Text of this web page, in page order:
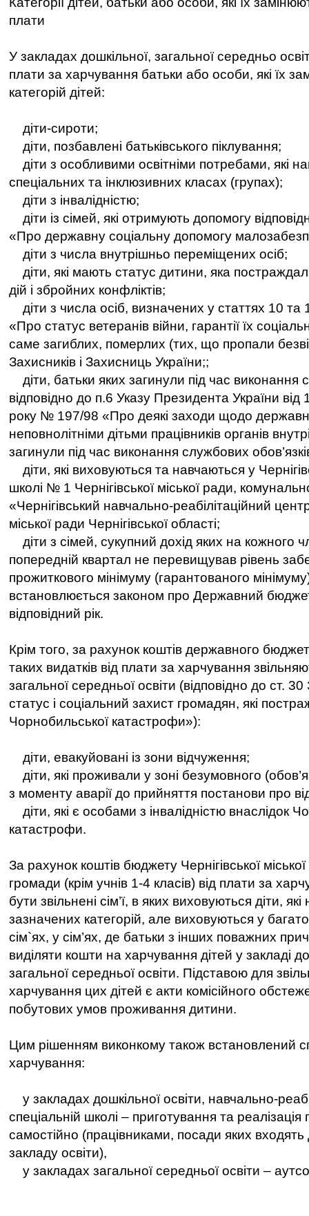
плати
У закладах дошкільної, загальної середньо
плати за харчування батьки або особи, які їх
категорій дітей:
діти-сироти;
діти, позбавлені батьківського піклування;
діти з особливими освітніми потребами, які
спеціальних та інклюзивних класах (групах);
діти з інвалідністю;
діти із сімей, які отримують допомогу
«Про державну соціальну допомогу
діти з числа внутрішньо переміщених осіб;
діти, які мають статус дитини, яка
дій і збройних конфліктів;
діти з числа осіб, визначених у статтях 10 та
«Про статус ветеранів війни, гарантії їх
саме загиблих, померлих (тих, що пропали
Захисників і Захисниць України;;
діти, батьки яких загинули під час виконання
відповідно до п.6 Указу Президента України
року № 197/98 «Про деякі заходи щодо
неповнолітніми дітьми працівників органів
загинули під час виконання службових
діти, які виховуються та навчаються у
школі № 1 Чернігівської міської ради,
«Чернігівський навчально-реабілітаційний
міської ради Чернігівської області;
діти з сімей, сукупний дохід яких на кожного
попередній квартал не перевищував рівень
прожиткового мінімуму (гарантованого
встановлюється законом про Державний
відповідний рік.
Крім того, за рахунок коштів державного
таких видатків від плати за харчування
загальної середньої освіти (відповідно до ст.
статус і соціальний захист громадян, які
Чорнобильської катастрофи»):
діти, евакуйовані із зони відчуження;
діти, які проживали у зоні безумовного
з моменту аварії до прийняття постанови про
діти, які є особами з інвалідністю внаслідок
катастрофи.
За рахунок коштів бюджету Чернігівської
громади (крім учнів 1-4 класів) від плати за
бути звільнені сім’ї, в яких виховуються діти,
зазначених категорій, але виховуються у
сім`ях, у сім’ях, де батьки з інших поважних
виділяти кошти на харчування дітей у закладі
загальної середньої освіти. Підставою для
харчування цих дітей є акти комісійного
побутових умов проживання дитини.
Цим рішенням виконкому також встановлений
харчування:
у закладах дошкільної освіти, навчально-
спеціальній школі – приготування та реалізація
самостійно (працівниками, посади яких
закладу освіти),
у закладах загальної середньої освіти –